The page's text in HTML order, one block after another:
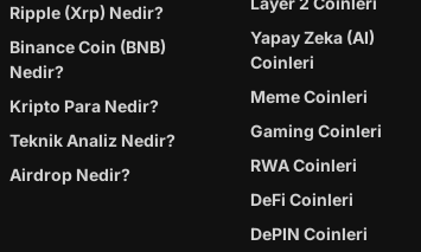
Ripple (Xrp) Nedir?
Binance Coin (BNB)
Nedir?
Kripto Para Nedir?
Teknik Analiz Nedir?
Airdrop Nedir?
Yapay Zeka (AI)
Coinleri
Meme Coinleri
Gaming Coinleri
RWA Coinleri
DeFi Coinleri
DePIN Coinleri